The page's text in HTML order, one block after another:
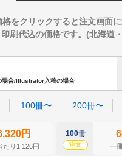
格をクリックすると注文画面
刷代込の価格です。(北海道
場合/Illustrator入稿の場合
100冊〜 200冊〜
円
たり1,126円
100冊
注文 一